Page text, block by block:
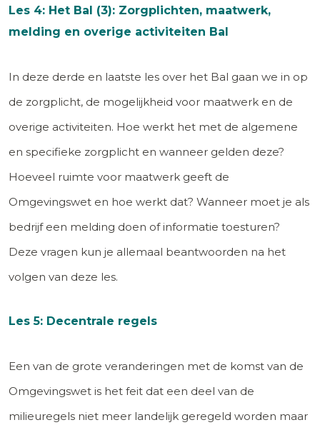
Les 4: Het Bal (3): Zorgplichten, maatwerk,
melding en overige activiteiten Bal
In deze derde en laatste les over het Bal gaan we in op
de zorgplicht, de mogelijkheid voor maatwerk en de
overige activiteiten. Hoe werkt het met de algemene
en specifieke zorgplicht en wanneer gelden deze?
Hoeveel ruimte voor maatwerk geeft de
Omgevingswet en hoe werkt dat? Wanneer moet je als
bedrijf een melding doen of informatie toesturen?
Deze vragen kun je allemaal beantwoorden na het
volgen van deze les.
Les 5: Decentrale regels
Een van de grote veranderingen met de komst van de
Omgevingswet is het feit dat een deel van de
milieuregels niet meer landelijk geregeld worden maar